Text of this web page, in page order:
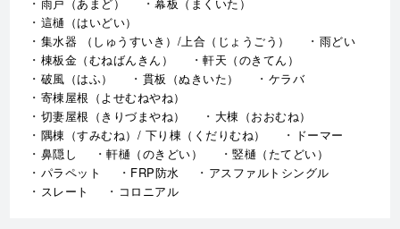
雨戸（あまど）
幕板（まくいた）
這樋（はいどい）
集水器 （しゅうすいき）/上合（じょうごう）
雨どい
棟板金（むねばんきん）
軒天（のきてん）
破風（はふ）
貫板（ぬきいた）
ケラバ
寄棟屋根（よせむねやね）
切妻屋根（きりづまやね）
大棟（おおむね）
隅棟（すみむね）/ 下り棟（くだりむね）
ドーマー
鼻隠し
軒樋（のきどい）
竪樋（たてどい）
パラペット
FRP防水
アスファルトシングル
スレート
コロニアル